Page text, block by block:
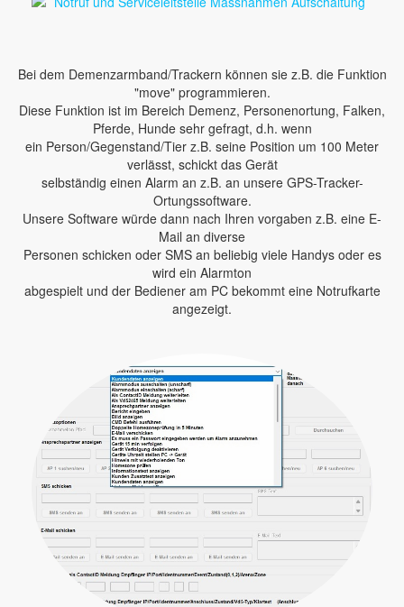
Bei dem Demenzarmband/Trackern können sie z.B. die Funktion
"move" programmieren.
Diese Funktion ist im Bereich Demenz, Personenortung, Falken,
Pferde, Hunde sehr gefragt, d.h. wenn
ein Person/Gegenstand/Tier z.B. seine Position um 100 Meter
verlässt, schickt das Gerät
selbständig einen Alarm an z.B. an unsere GPS-Tracker-
Ortungssoftware.
Unsere Software würde dann nach Ihren vorgaben z.B. eine E-
Mail an diverse
Personen schicken oder SMS an beliebig viele Handys oder es
wird ein Alarmton
abgespielt und der Bediener am PC bekommt eine Notrufkarte
angezeigt.